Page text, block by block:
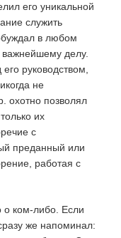
его уникальной
служить
в любом
важнейшему делу.
руководством,
не
охотно позволял
их
с
преданный или
работая с
о ком-либо. Если
же напоминал: